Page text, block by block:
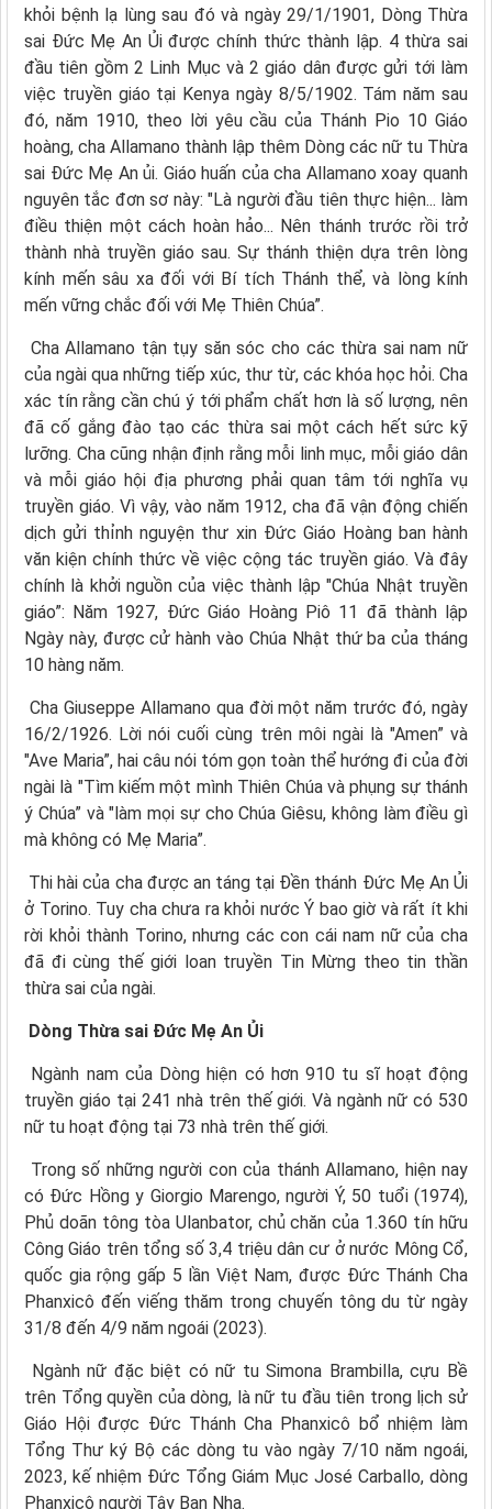
khỏi bệnh lạ lùng sau đó và ngày 29/1/1901, Dòng Thừa
sai Đức Mẹ An Ủi được chính thức thành lập. 4 thừa sai
đầu tiên gồm 2 Linh Mục và 2 giáo dân được gửi tới làm
việc truyền giáo tại Kenya ngày 8/5/1902. Tám năm sau
đó, năm 1910, theo lời yêu cầu của Thánh Pio 10 Giáo
hoàng, cha Allamano thành lập thêm Dòng các nữ tu Thừa
sai Đức Mẹ An ủi. Giáo huấn của cha Allamano xoay quanh
nguyên tắc đơn sơ này: "Là người đầu tiên thực hiện... làm
điều thiện một cách hoàn hảo... Nên thánh trước rồi trở
thành nhà truyền giáo sau. Sự thánh thiện dựa trên lòng
kính mến sâu xa đối với Bí tích Thánh thể, và lòng kính
mến vững chắc đối với Mẹ Thiên Chúa”.
Cha Allamano tận tụy săn sóc cho các thừa sai nam nữ
của ngài qua những tiếp xúc, thư từ, các khóa học hỏi. Cha
xác tín rằng cần chú ý tới phẩm chất hơn là số lượng, nên
đã cố gắng đào tạo các thừa sai một cách hết sức kỹ
lưỡng. Cha cũng nhận định rằng mỗi linh mục, mỗi giáo dân
và mỗi giáo hội địa phương phải quan tâm tới nghĩa vụ
truyền giáo. Vì vậy, vào năm 1912, cha đã vận động chiến
dịch gửi thỉnh nguyện thư xin Đức Giáo Hoàng ban hành
văn kiện chính thức về việc cộng tác truyền giáo. Và đây
chính là khởi nguồn của việc thành lập "Chúa Nhật truyền
giáo”: Năm 1927, Đức Giáo Hoàng Piô 11 đã thành lập
Ngày này, được cử hành vào Chúa Nhật thứ ba của tháng
10 hàng năm.
Cha Giuseppe Allamano qua đời một năm trước đó, ngày
16/2/1926. Lời nói cuối cùng trên môi ngài là "Amen” và
"Ave Maria”, hai câu nói tóm gọn toàn thể hướng đi của đời
ngài là "Tìm kiếm một mình Thiên Chúa và phụng sự thánh
ý Chúa” và "làm mọi sự cho Chúa Giêsu, không làm điều gì
mà không có Mẹ Maria”.
Thi hài của cha được an táng tại Đền thánh Đức Mẹ An Ủi
ở Torino. Tuy cha chưa ra khỏi nước Ý bao giờ và rất ít khi
rời khỏi thành Torino, nhưng các con cái nam nữ của cha
đã đi cùng thế giới loan truyền Tin Mừng theo tin thần
thừa sai của ngài.
Dòng Thừa sai Đức Mẹ An Ủi
Ngành nam của Dòng hiện có hơn 910 tu sĩ hoạt động
truyền giáo tại 241 nhà trên thế giới. Và ngành nữ có 530
nữ tu hoạt động tại 73 nhà trên thế giới.
Trong số những người con của thánh Allamano, hiện nay
có Đức Hồng y Giorgio Marengo, người Ý, 50 tuổi (1974),
Phủ doãn tông tòa Ulanbator, chủ chăn của 1.360 tín hữu
Công Giáo trên tổng số 3,4 triệu dân cư ở nước Mông Cổ,
quốc gia rộng gấp 5 lần Việt Nam, được Đức Thánh Cha
Phanxicô đến viếng thăm trong chuyến tông du từ ngày
31/8 đến 4/9 năm ngoái (2023).
Ngành nữ đặc biệt có nữ tu Simona Brambilla, cựu Bề
trên Tổng quyền của dòng, là nữ tu đầu tiên trong lịch sử
Giáo Hội được Đức Thánh Cha Phanxicô bổ nhiệm làm
Tổng Thư ký Bộ các dòng tu vào ngày 7/10 năm ngoái,
2023, kế nhiệm Đức Tổng Giám Mục José Carballo, dòng
Phanxicô người Tây Ban Nha.